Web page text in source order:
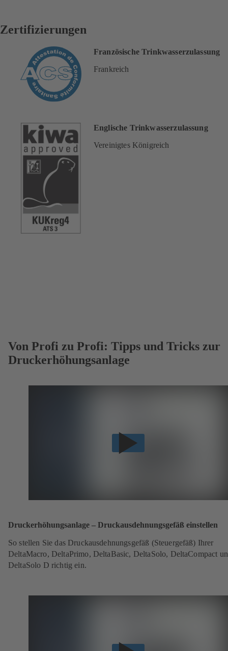
Zertifizierungen
Französische Trinkwasserzulassung
Frankreich
Englische Trinkwasserzulassung
Vereinigtes Königreich
Von Profi zu Profi: Tipps und Tricks zur
Druckerhöhungsanlage
Druckerhöhungsanlage – Druckausdehnungsgefäß einstellen
So stellen Sie das Druckausdehnungsgefäß (Steuergefäß) Ihrer
DeltaMacro, DeltaPrimo, DeltaBasic, DeltaSolo, DeltaCompact
DeltaSolo D richtig ein.